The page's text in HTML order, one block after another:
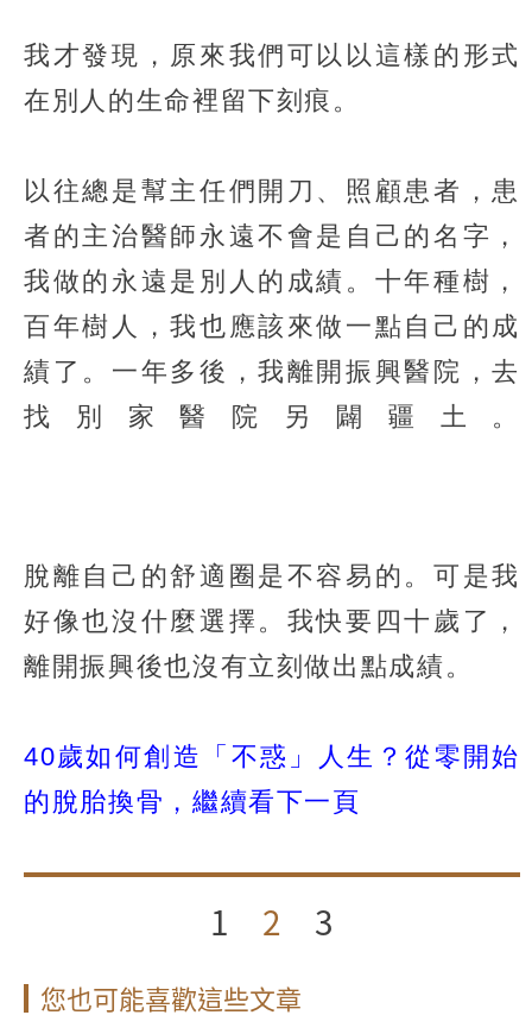
我才發現，原來我們可以以這樣的形式
在別人的生命裡留下刻痕。
以往總是幫主任們開刀、照顧患者，患
者的主治醫師永遠不會是自己的名字，
我做的永遠是別人的成績。十年種樹，
百年樹人，我也應該來做一點自己的成
績了。一年多後，我離開振興醫院，去
找別家醫院另闢疆土。
脫離自己的舒適圈是不容易的。可是我
好像也沒什麼選擇。我快要四十歲了，
離開振興後也沒有立刻做出點成績。
40歲如何創造「不惑」人生？從零開始
的脫胎換骨，繼續看下一頁
1 2 3
您也可能喜歡這些文章